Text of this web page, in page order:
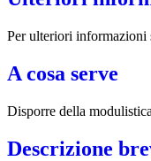
Per ulteriori informazioni
A cosa serve
Disporre della
Descrizione